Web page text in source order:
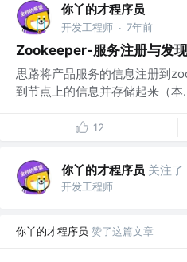
你丫的才程序员
开发工程师 · 7年前
Zookeeper-服务注册与发现
思路将产品服务的信息注册到
到节点上的信息并存储起来（本
12
你丫的才程序员 关注了
开发工程师
你丫的才程序员 赞了这篇文章